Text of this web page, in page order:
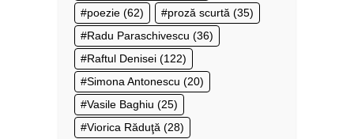
poezie (62) proză scurtă (35)
Radu Paraschivescu (36)
Raftul Denisei (122)
Simona Antonescu (20)
Vasile Baghiu (25)
Viorica Răduţă (28)